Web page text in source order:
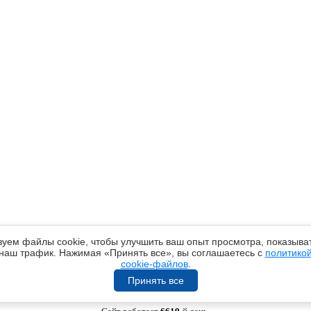
файлы cookie, чтобы улучшить ваш опыт просмотра,
трафик. Нажимая «Принять все», вы соглашаетесь с
cookie-файлов.
Принять все